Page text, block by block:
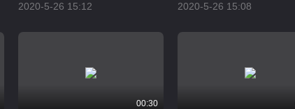
2020-5-26 15:12 2020-5-26 15:08
00:30